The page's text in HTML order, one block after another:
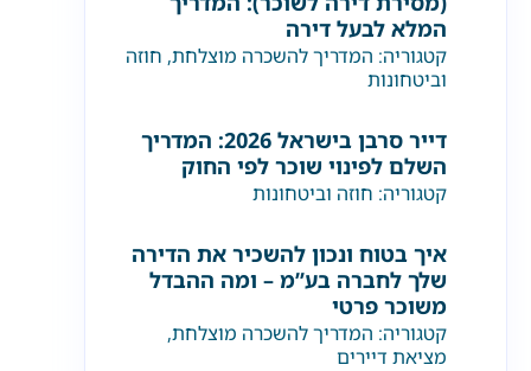
המלא לבעל דירה
קטגוריה: המדריך להשכרה מוצלחת, חוזה
וביטחונות
דייר סרבן בישראל 2026: המדריך
השלם לפינוי שוכר לפי החוק
קטגוריה: חוזה וביטחונות
איך בטוח ונכון להשכיר את הדירה
שלך לחברה בע”מ – ומה ההבדל
משוכר פרטי
קטגוריה: המדריך להשכרה מוצלחת,
מציאת דיירים